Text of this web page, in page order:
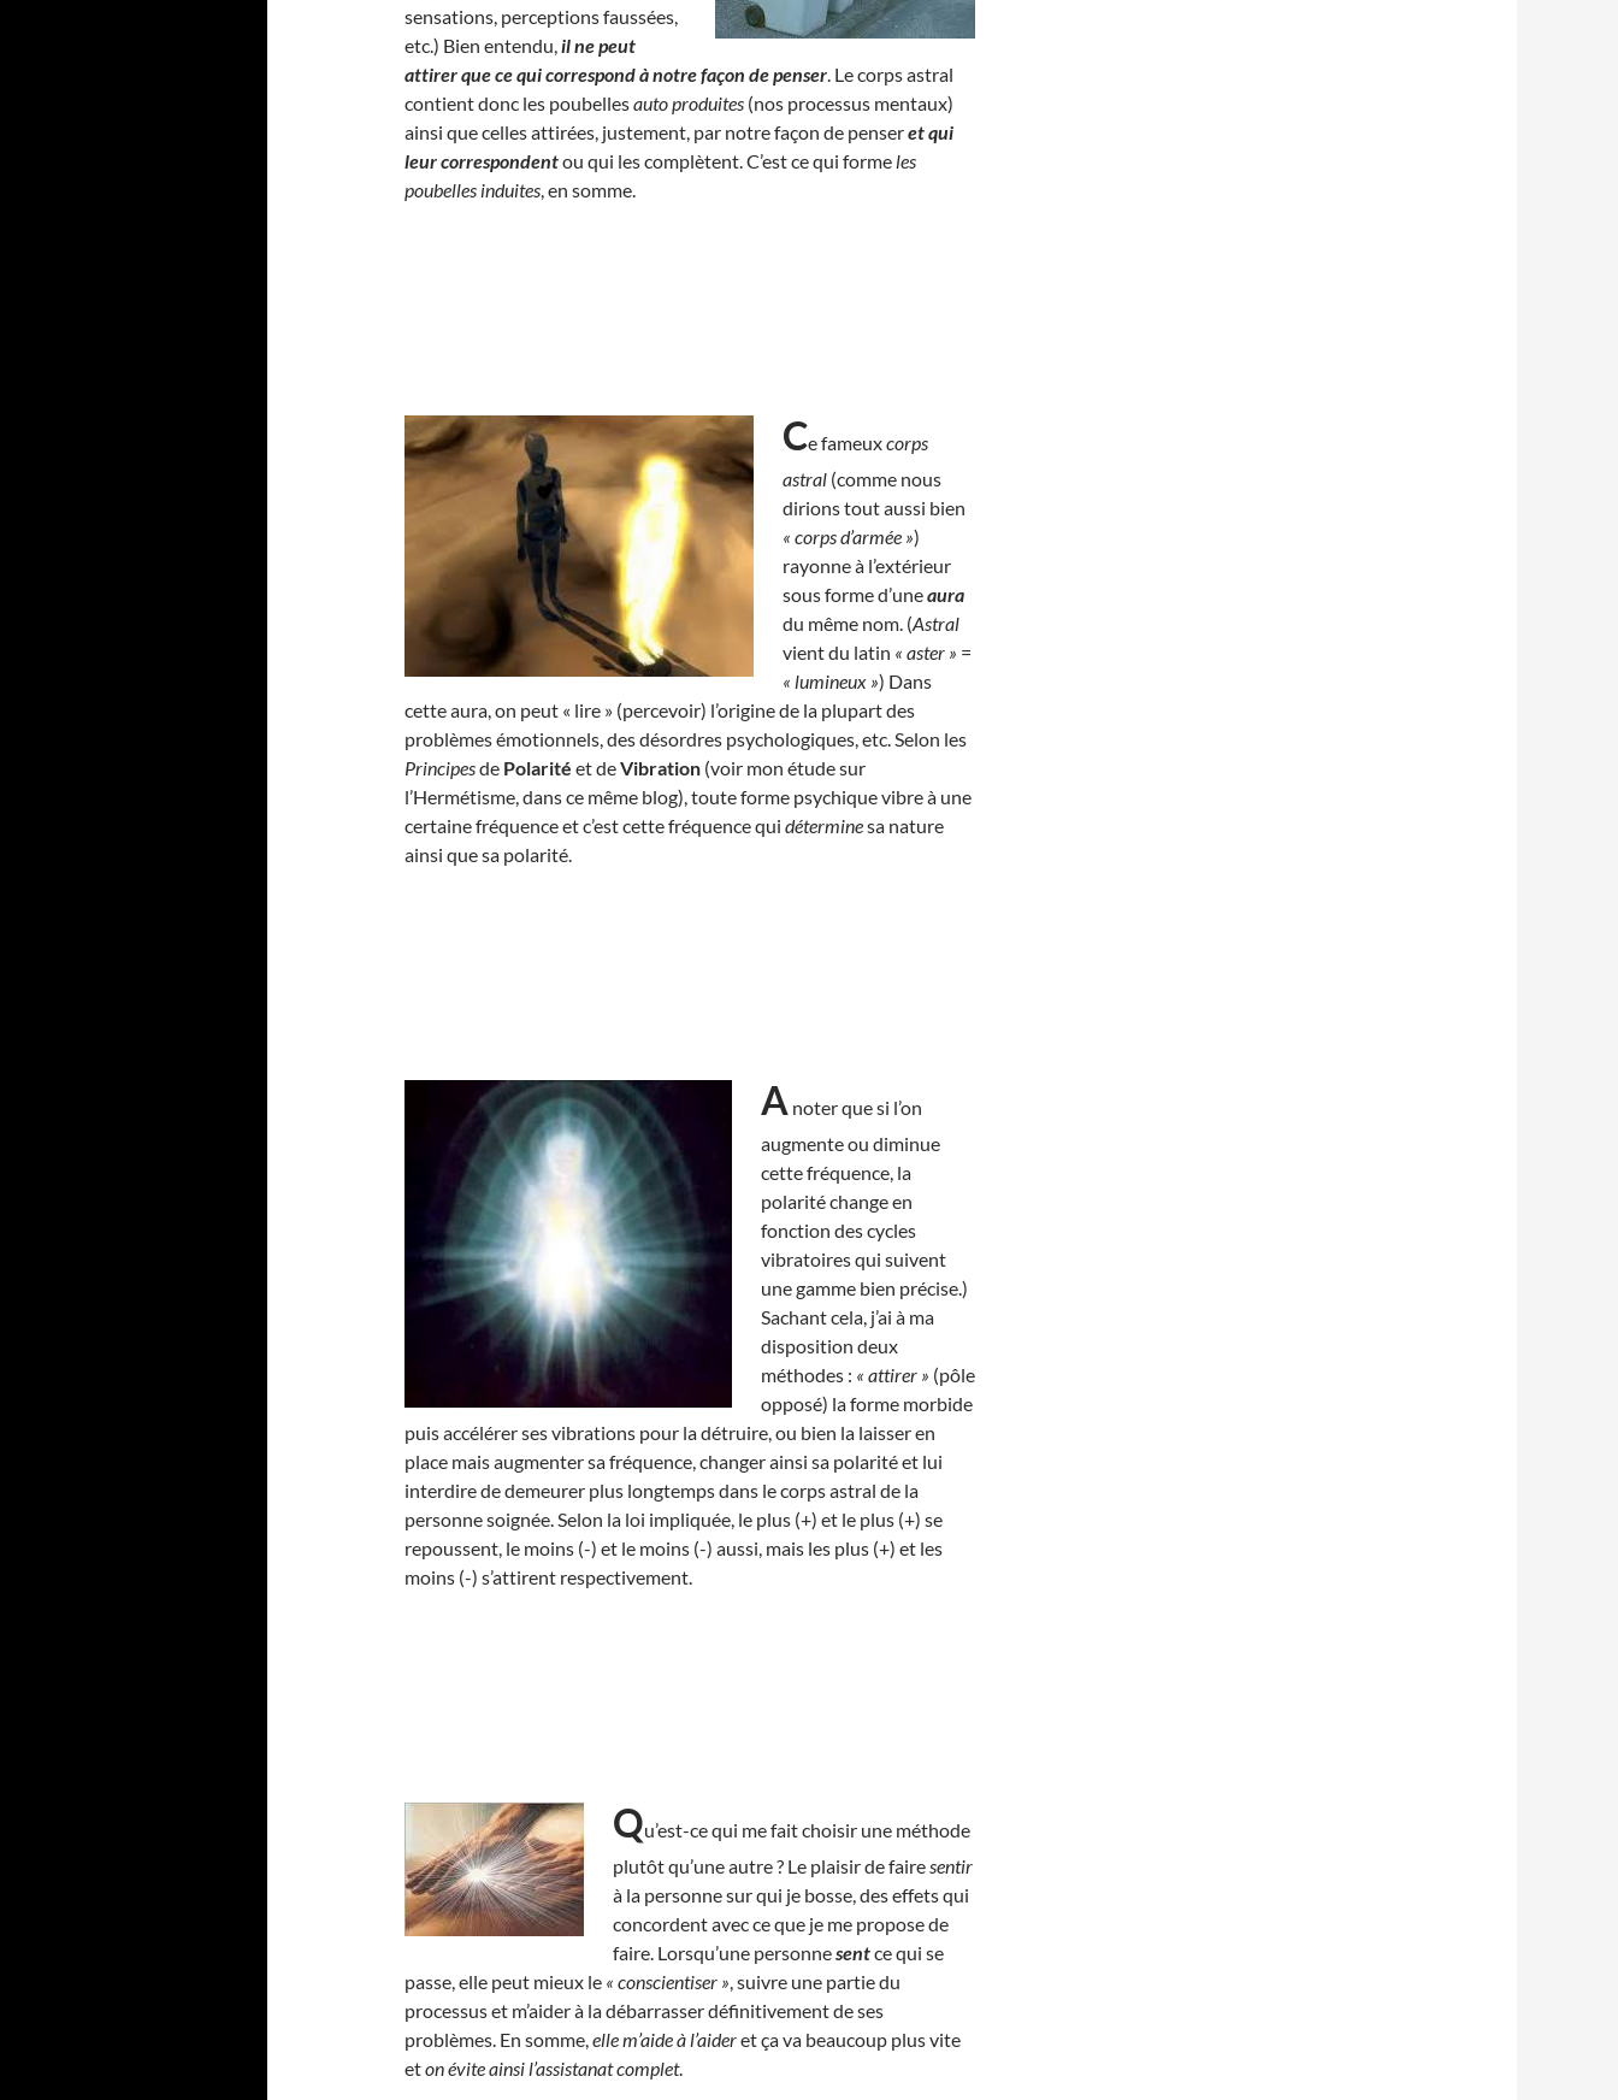
sensations, perceptions faussées,
etc.) Bien entendu,il ne peut
attirer que ce qui correspond à notre façon de penser. Le corps astral
contient donc les poubellesauto produites (nos processus mentaux)
ainsi que celles attirées, justement, par notre façon de penseret qui
leur correspondentou qui les complètent. C’est ce qui forme les
poubelles induites, en somme.
Ce fameuxcorps
astral (comme nous
dirions tout aussi bien
« corps d’armée »)
rayonne à l’extérieur
sous forme d’uneaura
du même nom. (Astral
vient du latin « aster » =
« lumineux ») Dans
cette aura, on peut « lire » (percevoir) l’origine de la plupart des
problèmes émotionnels, des désordres psychologiques, etc. Selon les
Principesde Polarité et deVibration (voir mon étude sur
l’Hermétisme, dans ce même blog), toute forme psychique vibre à une
certaine fréquence et c’est cette fréquence qui déterminesa nature
ainsi que sa polarité.
A noter que si l’on
augmente ou diminue
cette fréquence, la
polarité change en
fonction des cycles
vibratoires qui suivent
une gamme bien précise.)
Sachant cela, j’ai à ma
disposition deux
méthodes : « attirer » (pôle
opposé) la forme morbide
puis accélérer ses vibrations pour la détruire, ou bien la laisser en
place mais augmenter sa fréquence, changer ainsi sa polarité et lui
interdire de demeurer plus longtemps dans le corps astral de la
personne soignée. Selon la loi impliquée, le plus (+) et le plus (+) se
repoussent, le moins (-) et le moins (-) aussi, mais les plus (+) et les
moins (-) s’attirent respectivement.
Qu’est-ce qui me fait choisir une méthode
plutôt qu’une autre ? Le plaisir de fairesentir
à la personne sur qui je bosse, des effets qui
concordent avec ce que je me propose de
faire. Lorsqu’une personnesentce qui se
passe, elle peut mieux le « conscientiser », suivre une partie du
processus et m’aider à la débarrasser définitivement de ses
problèmes. En somme,elle m’aide à l’aideret ça va beaucoup plus vite
eton évite ainsi l’assistanat complet.